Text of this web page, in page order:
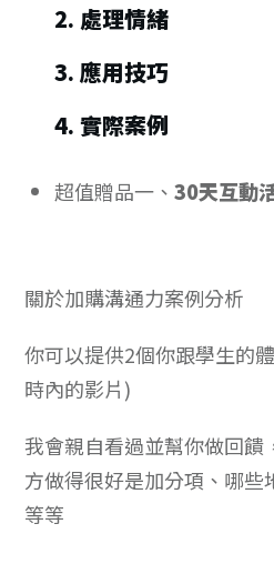
2. 處理情緒
3. 應用技巧
4. 實際案例
超值贈品一、 30天互動
關於加購溝通力案例分析
你可以提供2個你跟學生的
時內的影片)
我會親自看過並幫你做回饋
方做得很好是加分項、哪
等等